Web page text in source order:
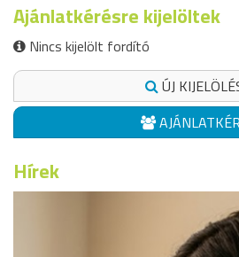
Ajánlatkérésre kijelöltek
Nincs kijelölt fordító
ÚJ
Hírek